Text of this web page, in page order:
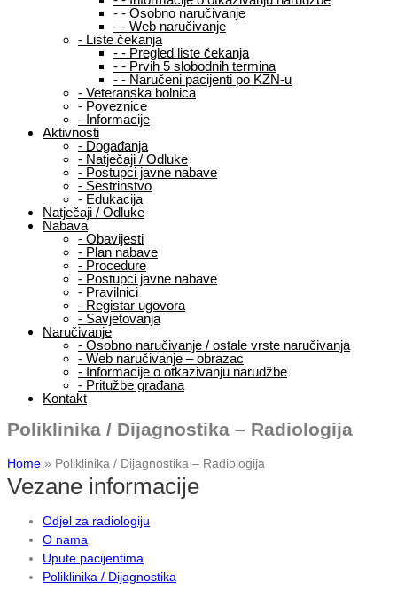
- - Osobno naručivanje
- - Web naručivanje
- Liste čekanja
- - Pregled liste čekanja
- - Prvih 5 slobodnih termina
- - Naručeni pacijenti po KZN-u
- Veteranska bolnica
- Poveznice
- Informacije
Aktivnosti
- Događanja
- Natječaji / Odluke
- Postupci javne nabave
- Sestrinstvo
- Edukacija
Natječaji / Odluke
Nabava
- Obavijesti
- Plan nabave
- Procedure
- Postupci javne nabave
- Pravilnici
- Registar ugovora
- Savjetovanja
Naručivanje
- Osobno naručivanje / ostale vrste naručivanja
- Web naručivanje – obrazac
- Informacije o otkazivanju narudžbe
- Pritužbe građana
Kontakt
Poliklinika / Dijagnostika – Radiologija
Home » Poliklinika / Dijagnostika – Radiologija
Vezane informacije
Odjel za radiologiju
O nama
Upute pacijentima
Poliklinika / Dijagnostika